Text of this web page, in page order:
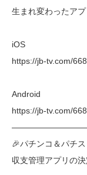
生まれ変わったア
iOS
https://jb-tv.com/
Android
https://jb-tv.com/
🎉パチンコ＆パチ
収支管理アプリの